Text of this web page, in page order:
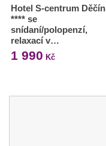
Hotel S-centrum Děčín
**** se
snídaní/polopenzí,
relaxací v…
1 990 Kč